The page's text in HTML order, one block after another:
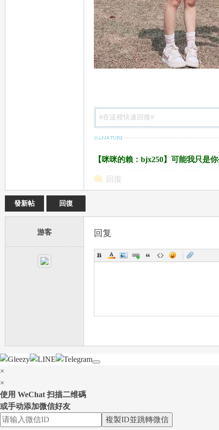
款
【咪咪的賴：bjx250】可能我只是
回復
發新帖 回復
游客 回复
|
×
×
使用 WeChat 扫描二维碼
或手动添加微信好友
複製ID並跳轉微信